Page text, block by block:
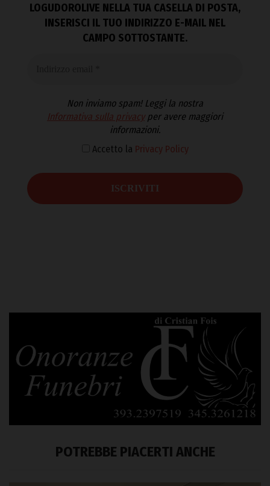
LOGUDOROLIVE NELLA TUA CASELLA DI POSTA,
INSERISCI IL TUO INDIRIZZO E-MAIL NEL
CAMPO SOTTOSTANTE.
Non inviamo spam! Leggi la nostra
Informativa sulla privacyper avere maggiori
informazioni.
Accetto la Privacy Policy
POTREBBE PIACERTI ANCHE